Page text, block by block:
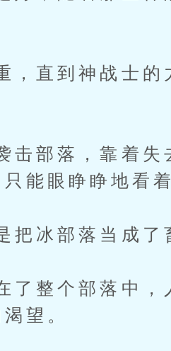
直到神战士的
部落，靠着失
能眼睁睁地看
冰部落当成了
整个部落中，
望。